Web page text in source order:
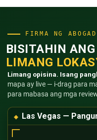
FIRMA NG
BISITAHIN
LIMANG
Limang opisina. Isang
mapa ay live — i-drag para
para mabasa ang mga
Las Vegas —